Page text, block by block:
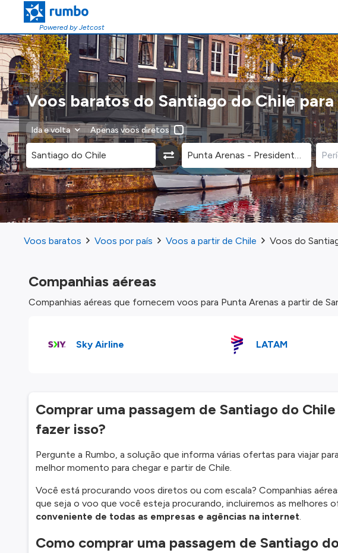
Powered by Jetcost
Voos baratos do Santiago do Chile
Ida e volta Apenas voos diretos
Voos baratos Voos por país Voos a partir de Chile Voos do
Companhias aéreas
Companhias aéreas que fornecem voos para Punta Arenas a partir de
Sky Airline LATAM
Comprar uma passagem de Santiago do
fazer isso?
Pergunte a Rumbo, a solução que informa várias ofertas para viajar
melhor momento para chegar e partir de Chile.
Você está procurando voos diretos ou com escala? Companhias
que seja o voo que você esteja procurando, incluiremos as melhores
conveniente de todas as empresas e agências na internet.
Como comprar uma passagem de Santiago